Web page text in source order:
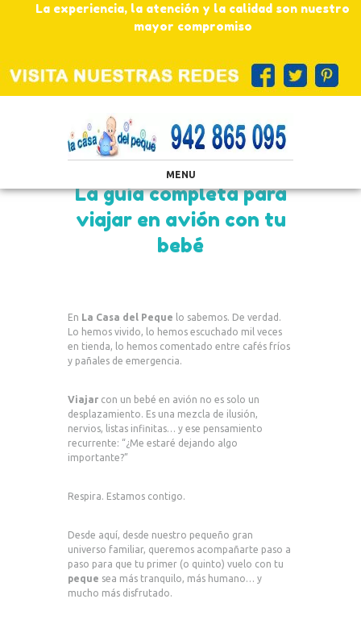
La experiencia, la atención y la calidad son nuestro
mayor compromiso
MENU
La guía completa para
viajar en avión con tu
bebé
En La Casa del Peque lo sabemos. De verdad.
Lo hemos vivido, lo hemos escuchado mil veces
en tienda, lo hemos comentado entre cafés fríos
y pañales de emergencia.
Viajar con un bebé en avión no es solo un
desplazamiento. Es una mezcla de ilusión,
nervios, listas infinitas… y ese pensamiento
recurrente: “¿Me estaré dejando algo
importante?”
Respira. Estamos contigo.
Desde aquí, desde nuestro pequeño gran
universo familiar, queremos acompañarte paso a
paso para que tu primer (o quinto) vuelo con tu
peque sea más tranquilo, más humano… y
mucho más disfrutado.